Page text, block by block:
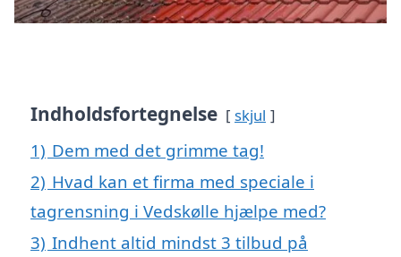
Indholdsfortegnelse skjul
1) Dem med det grimme tag!
2) Hvad kan et firma med speciale i
tagrensning i Vedskølle hjælpe med?
3) Indhent altid mindst 3 tilbud på